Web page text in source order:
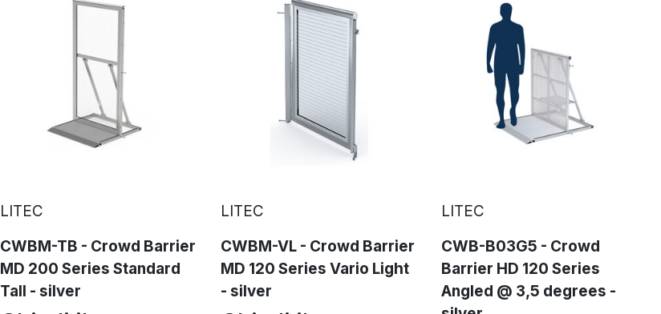
LITEC
CWBM-TB - Crowd Barrier
MD 200 Series Standard
Tall - silver
LITEC
CWBM-VL - Crowd Barrier
MD 120 Series Vario Light
- silver
LITEC
CWB-B03G5 - Crowd
Barrier HD 120 Series
Angled @ 3,5 degrees -